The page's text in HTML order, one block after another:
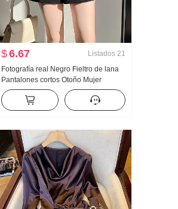
$6.67 Listados 21
Fotografía real Negro Fieltro de lana
Pantalones cortos Otoño Mujer
invierno Una palabra Talla grande
Talle alto Versátil Para uso exterior
Petite Adelgazante Casual